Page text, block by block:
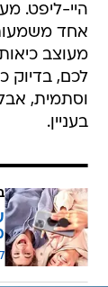
היי-ליפט.
אחד
מעוצב
לכם, בדיוק
וסתמית,
בעניין.